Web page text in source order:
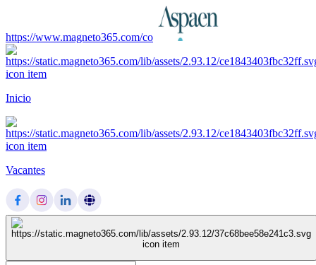
https://www.magneto365.com/co
Inicio
Vacantes